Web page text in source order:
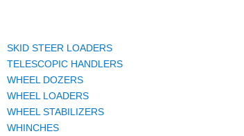
SKID STEER LOADERS
TELESCOPIC HANDLERS
WHEEL DOZERS
WHEEL LOADERS
WHEEL STABILIZERS
WHINCHES